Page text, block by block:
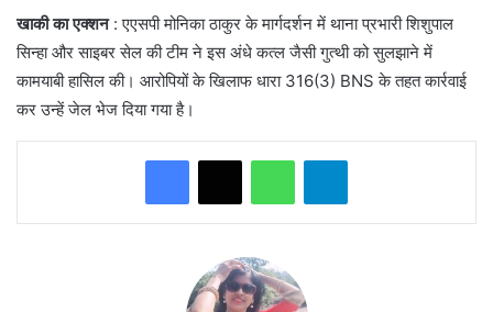
खाकी का एक्शन: एएसपी मोनिका ठाकुर के मार्गदर्शन में थाना प्रभारी शिशुपाल
सिन्हा और साइबर सेल की टीम ने इस अंधे कत्ल जैसी गुत्थी को सुलझाने में
कामयाबी हासिल की। आरोपियों के खिलाफ धारा 316(3) BNS के तहत कार्रवाई
कर उन्हें जेल भेज दिया गया है।
WhatsAppTelegram